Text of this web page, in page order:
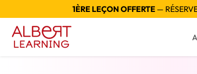
1ÈRE LEÇON OFFERTE—